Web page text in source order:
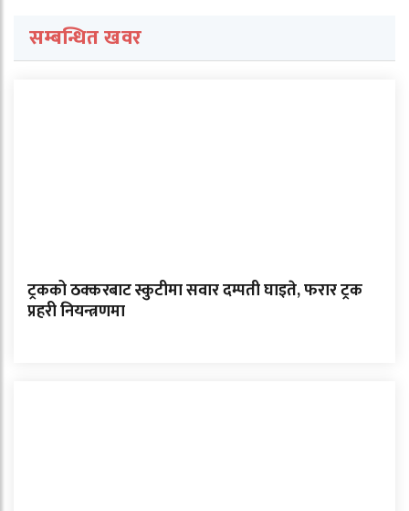
सम्बन्धित खवर
ट्रकको ठक्करबाट स्कुटीमा सवार दम्पती घाइते, फरार ट्रक
प्रहरी नियन्त्रणमा